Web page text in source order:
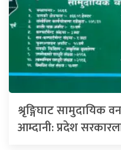
श्रृङ्गिघाट सामुदायिक
आम्दानी: प्रदेश